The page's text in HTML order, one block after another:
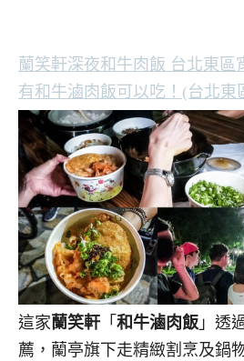
蘭笑軒深夜和牛肉飯 台北東區
有和牛滷肉飯可以吃！(台北東
這家蘭笑軒「 和牛滷肉飯 」透
薦，蘭亭旗下走精緻割烹及鍋